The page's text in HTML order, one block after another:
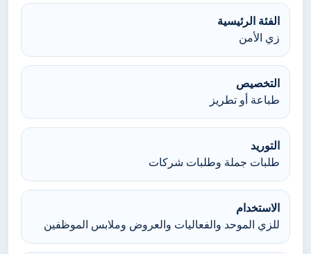
الفئة الرئيسية
زي الأمن
التخصيص
طباعة أو تطريز
التوريد
طلبات جملة وطلبات شركات
الاستخدام
للزي الموحد والفعاليات والعروض وملابس الموظفين